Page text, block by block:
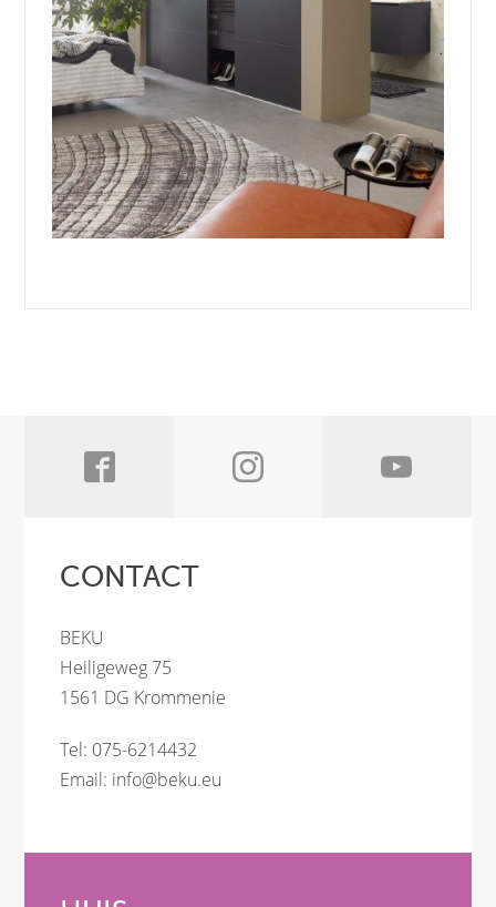
CONTACT
BEKU
Heiligeweg 75
1561 DG Krommenie
Tel: 075-6214432
Email: info@beku.eu